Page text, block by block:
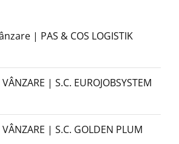
| PAS & COS LOGISTIK
| S.C. EUROJOBSYSTEM
VÂNZARE | S.C. GOLDEN PLUM